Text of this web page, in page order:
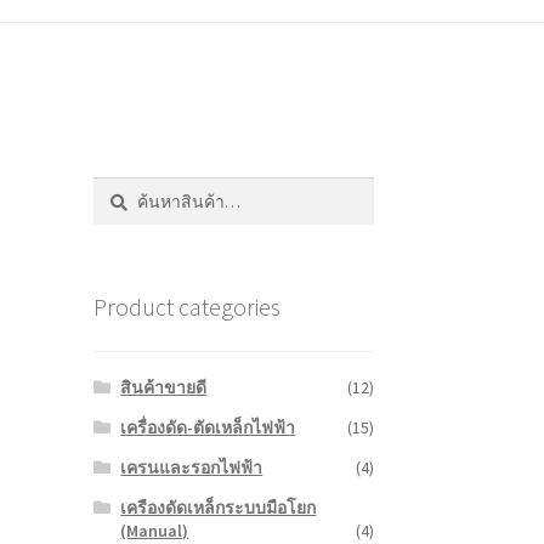
ค้นหา:
ค้นหา
Product categories
สินค้าขายดี
(12)
เครื่องดัด-ตัดเหล็กไฟฟ้า
(15)
เครนและรอกไฟฟ้า
(4)
เครืองดัดเหล็กระบบมือโยก
(Manual)
(4)